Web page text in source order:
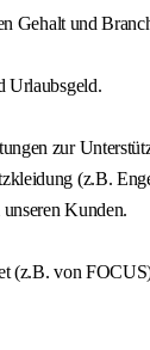
Gehalt und
Urlaubsgeld.
zur
(z.B.
Kunden.
(z.B. von